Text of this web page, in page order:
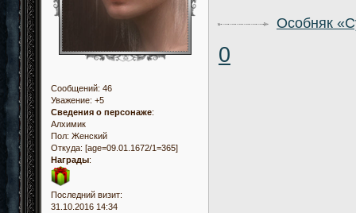
Сообщений: 46
Уважение: +5
Сведения о персонаже:
Алхимик
Пол: Женский
Откуда: [age=09.01.1672/1=365]
Награды:
Последний визит:
31.10.2016 14:34
Особняк
0